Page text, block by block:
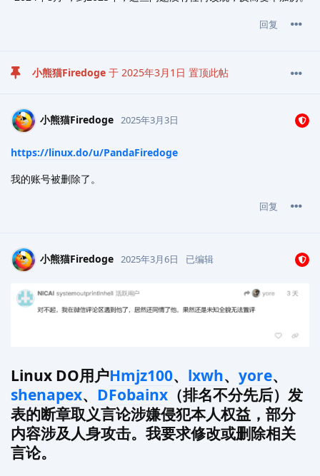
回复
小熊猫Firedoge 于 2025年3月1日 置顶此帖
小熊猫Firedoge 2025年3月3日
https://linux.do/u/PandaFiredoge
我的账号被删除了。
回复
小熊猫Firedoge 2025年3月6日 已编辑
Linux DO用户Hmjz100、 lxwh、 yore、
shenapex、 DFobainx （排名不分先后）发
表的断章取义言论涉嫌侵犯本人权益，部分
内容涉及人身攻击。我要求修改或删除相关
言论。